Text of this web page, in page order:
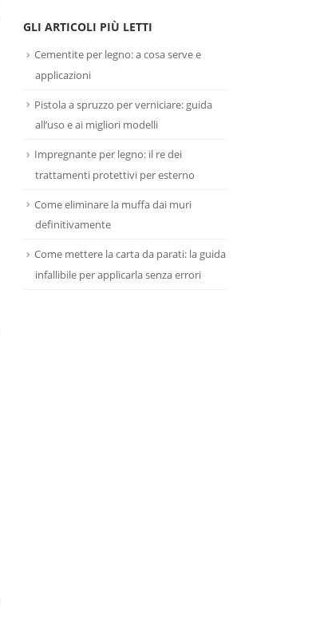
GLI ARTICOLI PIÙ LETTI
Cementite per legno: a cosa serve e
applicazioni
Pistola a spruzzo per verniciare: guida
all’uso e ai migliori modelli
Impregnante per legno: il re dei
trattamenti protettivi per esterno
Come eliminare la muffa dai muri
definitivamente
Come mettere la carta da parati: la guida
infallibile per applicarla senza errori